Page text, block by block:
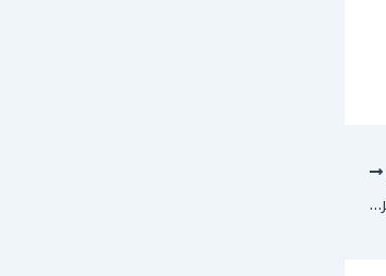
لونس يطيح بنيس ويحرز كأس فرنسا للمرة الأولى في تاريخه